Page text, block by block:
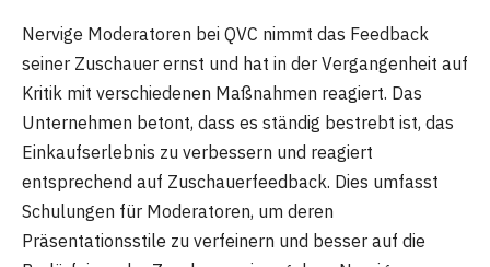
Nervige Moderatoren bei QVC nimmt das Feedback
seiner Zuschauer ernst und hat in der Vergangenheit auf
Kritik mit verschiedenen Maßnahmen reagiert. Das
Unternehmen betont, dass es ständig bestrebt ist, das
Einkaufserlebnis zu verbessern und reagiert
entsprechend auf Zuschauerfeedback. Dies umfasst
Schulungen für Moderatoren, um deren
Präsentationsstile zu verfeinern und besser auf die